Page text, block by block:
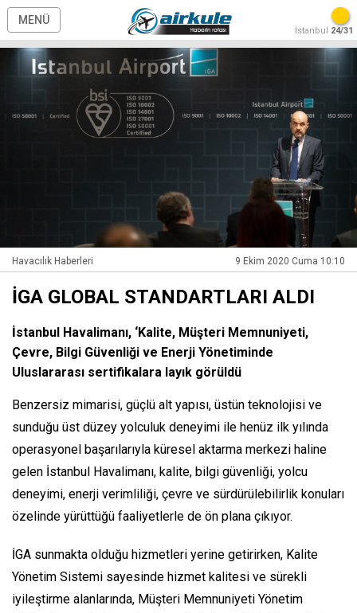
MENÜ
İstanbul 24/31
Havacılık Haberleri 9 Ekim 2020 Cuma 10:10
İGA GLOBAL STANDARTLARI ALDI
İstanbul Havalimanı, ‘Kalite, Müşteri Memnuniyeti,
Çevre, Bilgi Güvenliği ve Enerji Yönetiminde
Uluslararası sertifikalara layık görüldü
Benzersiz mimarisi, güçlü alt yapısı, üstün teknolojisi ve
sunduğu üst düzey yolculuk deneyimi ile henüz ilk yılında
operasyonel başarılarıyla küresel aktarma merkezi haline
gelen İstanbul Havalimanı, kalite, bilgi güvenliği, yolcu
deneyimi, enerji verimliliği, çevre ve sürdürülebilirlik konuları
özelinde yürüttüğü faaliyetlerle de ön plana çıkıyor.
İGA sunmakta olduğu hizmetleri yerine getirirken, Kalite
Yönetim Sistemi sayesinde hizmet kalitesi ve sürekli
iyileştirme alanlarında, Müşteri Memnuniyeti Yönetim